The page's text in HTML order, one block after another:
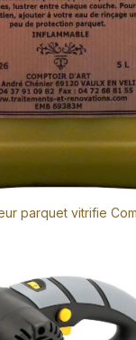
parquet vitrifie